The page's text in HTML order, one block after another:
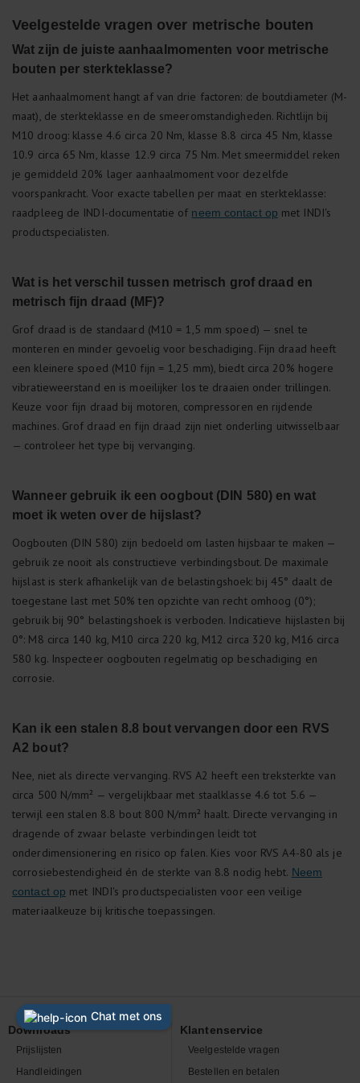
Veelgestelde vragen over metrische bouten
Wat zijn de juiste aanhaalmomenten voor metrische
bouten per sterkteklasse?
Het aanhaalmoment hangt af van drie factoren: de boutdiameter (M-
maat), de sterkteklasse en de smeeromstandigheden. Richtlijn bij
M10 droog: klasse 4.6 circa 20 Nm, klasse 8.8 circa 45 Nm, klasse
10.9 circa 65 Nm, klasse 12.9 circa 75 Nm. Met smeermiddel reken
je gemiddeld 20% lager aanhaalmoment voor dezelfde
voorspankracht. Voor exacte tabellen per maat en sterkteklasse:
raadpleeg de INDI-documentatie of neem contact op met INDI's
productspecialisten.
Wat is het verschil tussen metrisch grof draad en
metrisch fijn draad (MF)?
Grof draad is de standaard (M10 = 1,5 mm spoed) — snel te
monteren en minder gevoelig voor beschadiging. Fijn draad heeft
een kleinere spoed (M10 fijn = 1,25 mm), biedt circa 20% hogere
vibratieweerstand en is moeilijker los te draaien onder trillingen.
Keuze voor fijn draad bij motoren, compressoren en rijdende
machines. Grof draad en fijn draad zijn niet onderling uitwisselbaar
— controleer het type bij vervanging.
Wanneer gebruik ik een oogbout (DIN 580) en wat
moet ik weten over de hijslast?
Oogbouten (DIN 580) zijn bedoeld om lasten hijsbaar te maken —
gebruik ze nooit als constructieve verbindingsbout. De maximale
hijslast is sterk afhankelijk van de belastingshoek: bij 45° daalt de
toegestane last met 50% ten opzichte van recht omhoog (0°);
gebruik bij 90° belastingshoek is verboden. Indicatieve hijslasten bij
0°: M8 circa 140 kg, M10 circa 220 kg, M12 circa 320 kg, M16 circa
580 kg. Inspecteer oogbouten regelmatig op beschadiging en
corrosie.
Kan ik een stalen 8.8 bout vervangen door een RVS
A2 bout?
Nee, niet als directe vervanging. RVS A2 heeft een treksterkte van
circa 500 N/mm² — vergelijkbaar met staalklasse 4.6 tot 5.6 —
terwijl een stalen 8.8 bout 800 N/mm² haalt. Directe vervanging in
dragende of zwaar belaste verbindingen leidt tot
onderdimensionering en risico op falen. Kies voor RVS A4-80 als je
corrosiebestendigheid én de sterkte van 8.8 nodig hebt. Neem
contact op met INDI's productspecialisten voor een veilige
materiaalkeuze bij kritische toepassingen.
Downloads
Prijslijsten
Handleidingen
Klantenservice
Veelgestelde vragen
Bestellen en betalen